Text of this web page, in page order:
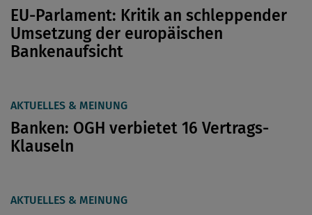
EU-Parlament: Kritik an schleppender
Umsetzung der europäischen
Bankenaufsicht
AKTUELLES & MEINUNG
Banken: OGH verbietet 16 Vertrags-
Klauseln
AKTUELLES & MEINUNG